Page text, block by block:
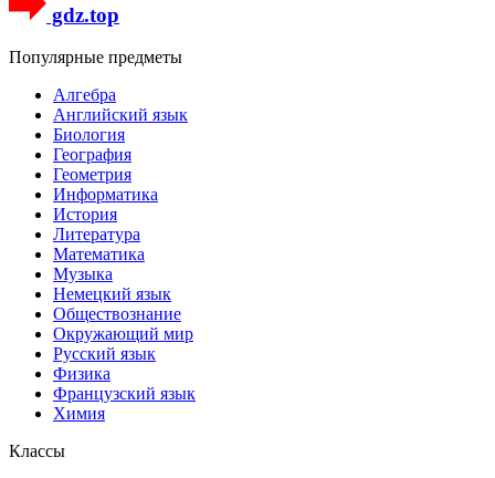
gdz.top
Популярные предметы
Алгебра
Английский язык
Биология
География
Геометрия
Информатика
История
Литература
Математика
Музыка
Немецкий язык
Обществознание
Окружающий мир
Русский язык
Физика
Французский язык
Химия
Классы